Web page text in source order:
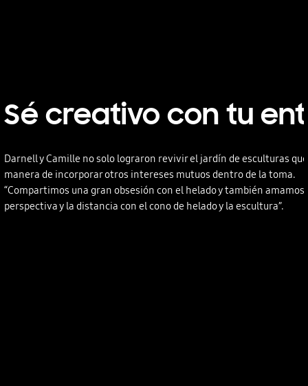
Sé creativo con tu
Darnell y Camille no solo lograron revivir el jardín de esculturas
manera de incorporar otros intereses mutuos dentro de la toma.
“Compartimos una gran obsesión con el helado y también
perspectiva y la distancia con el cono de helado y la escultura”.